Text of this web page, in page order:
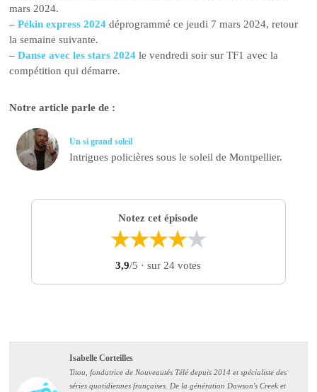
mars 2024.
–Pékin express 2024 déprogrammé ce jeudi 7 mars 2024, retour
la semaine suivante.
–Danse avec les stars 2024 le vendredi soir sur TF1 avec la
compétition qui démarre.
Notre article parle de :
Un si grand soleil
Intrigues policières sous le soleil de Montpellier.
Notez cet épisode
★★★★★
3,9/5 · sur 24 votes
Isabelle Corteilles
Titou, fondatrice de Nouveautés Télé depuis 2014 et spécialiste des
séries quotidiennes françaises. De la génération Dawson's Creek et